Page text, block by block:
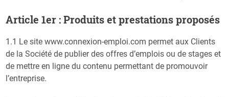
Article 1er : Produits et prestations proposés
1.1 Le site www.connexion-emploi.com permet aux Clients
de la Société de publier des offres d’emplois ou de stages et
de mettre en ligne du contenu permettant de promouvoir
l’entreprise.